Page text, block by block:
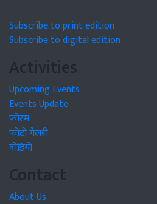
Subscribe to print edition
Subscribe to digital edition
Activities
Upcoming Events
Events Update
फोरम
फोटो गैलरी
वीडियो
Contact
About Us